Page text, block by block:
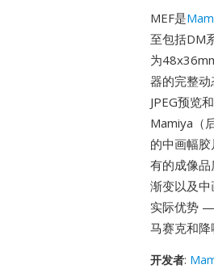
MEF是
至包括DM
为
器的完整
JPEG预览
Mamiya（
的中画幅
有的成像
渐变以及
实际优势
马赛克和
开发者: